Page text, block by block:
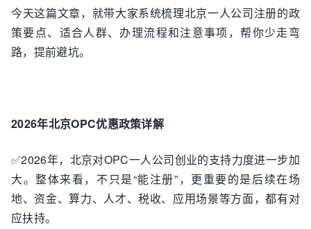
今天这篇文章，就带大家系统梳理北京一人公司注册的政
策要点、适合人群、办理流程和注意事项，帮你少走弯
路，提前避坑。
2026年北京OPC优惠政策详解
✅2026年，北京对OPC一人公司创业的支持力度进一步加
大。整体来看，不只是“能注册”，更重要的是后续在场
地、资金、算力、人才、税收、应用场景等方面，都有对
应扶持。